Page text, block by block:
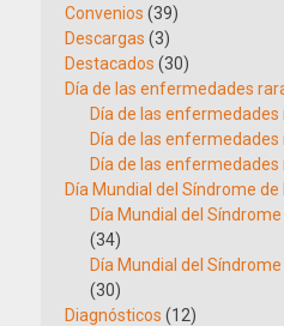
Convenios (39)
Descargas (3)
Destacados (30)
Día de las enfermedades
Día de las enfermedades
Día de las enfermedades
Día de las enfermedades
Día Mundial del Síndrome de
Día Mundial del
(34)
Día Mundial del
(30)
Diagnósticos (12)